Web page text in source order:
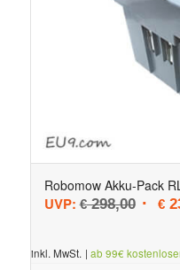
Robomow Akku-Pack
UVP: €298,00 €
inkl. MwSt. | ab 99€